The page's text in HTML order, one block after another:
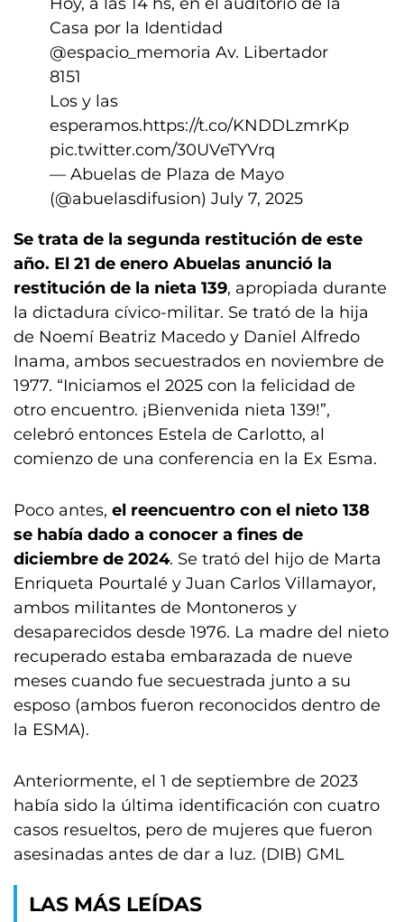
Casa por la Identidad
@espacio_memoria Av. Libertador
8151
Los y las
esperamos.https://t.co/KNDDLzmrKp
pic.twitter.com/30UVeTYVrq
— Abuelas de Plaza de Mayo
(@abuelasdifusion) July 7, 2025
Se trata de la segunda restitución de este
año. El 21 de enero Abuelas anunció la
restitución de la nieta 139, apropiada durante
la dictadura cívico-militar. Se trató de la hija
de Noemí Beatriz Macedo y Daniel Alfredo
Inama, ambos secuestrados en noviembre de
1977. “Iniciamos el 2025 con la felicidad de
otro encuentro. ¡Bienvenida nieta 139!”,
celebró entonces Estela de Carlotto, al
comienzo de una conferencia en la Ex Esma.
Poco antes, el reencuentro con el nieto 138
se había dado a conocer a fines de
diciembre de 2024. Se trató del hijo de Marta
Enriqueta Pourtalé y Juan Carlos Villamayor,
ambos militantes de Montoneros y
desaparecidos desde 1976. La madre del nieto
recuperado estaba embarazada de nueve
meses cuando fue secuestrada junto a su
esposo (ambos fueron reconocidos dentro de
la ESMA).
Anteriormente, el 1 de septiembre de 2023
había sido la última identificación con cuatro
casos resueltos, pero de mujeres que fueron
asesinadas antes de dar a luz. (DIB) GML
LAS MÁS LEÍDAS